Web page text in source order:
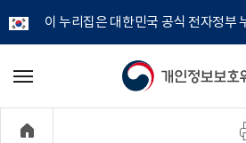
이 누리집은 대한민국 공식 전자정부
개
메
기